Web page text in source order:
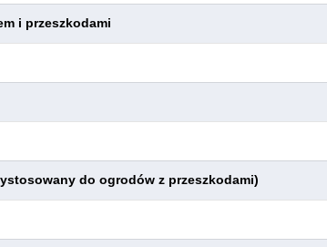
i przeszkodami
do ogrodów z przeszkodami)